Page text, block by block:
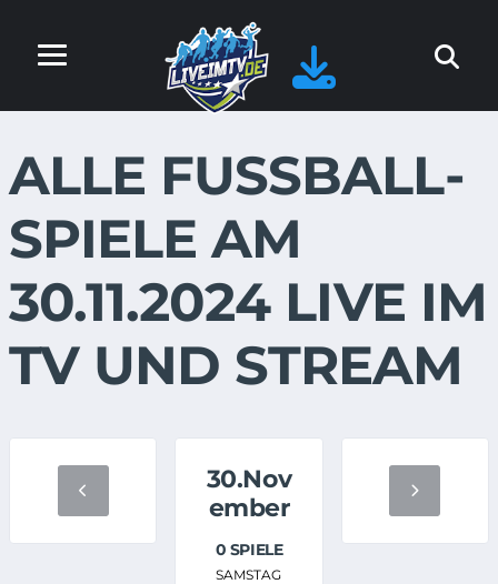
ALLE FUSSBALL-S
PIELE AM 3
0.11.2024 LIVE IM T
V UND STREAM
30.Nov
ember
0 SPIELE
SAMSTAG